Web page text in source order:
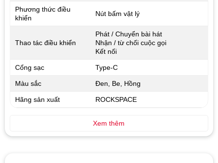
Phương thức điều
khiển
Nút bấm vật lý
Thao tác điều khiển
Phát / Chuyển bài hát
Nhận / từ chối cuộc gọi
Kết nối
Cổng sạc Type-C
Màu sắc Đen, Be, Hồng
Hãng sản xuất ROCKSPACE
Xem thêm